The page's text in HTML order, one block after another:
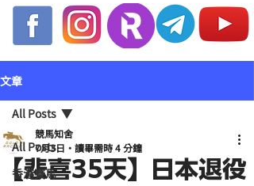
文章
All Posts
香港賽馬
All Posts
【悲喜35天】日本退役
競馬知舍
7月3日
讀畢需時 4 分鐘